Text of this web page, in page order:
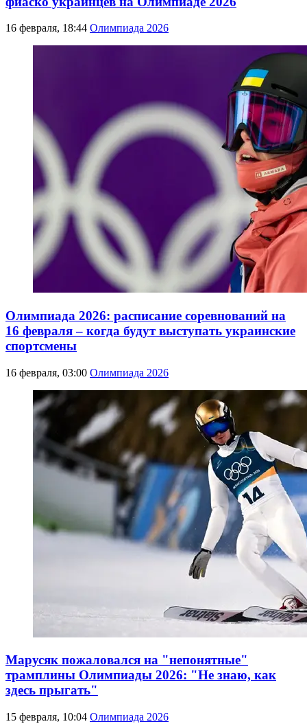
16 февраля, 18:44 Олимпиада 2026
Олимпиада 2026: расписание соревнований на
16 февраля – когда будут выступать украинские
спортсмены
16 февраля, 03:00 Олимпиада 2026
Марусяк пожаловался на "непонятные"
трамплины Олимпиады 2026: "Не знаю, как
здесь прыгать"
15 февраля, 10:04 Олимпиада 2026